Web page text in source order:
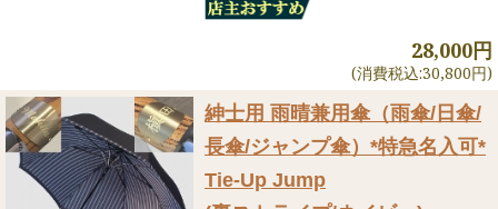
28,000円
(消費税込:30,800円)
紳士用 雨晴兼用傘（雨傘/日傘/
長傘/ジャンプ傘） *特急名入可*
Tie-Up Jump